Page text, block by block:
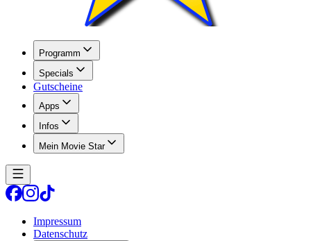
Programm
Specials
Gutscheine
Apps
Infos
Mein Movie Star
Impressum
Datenschutz